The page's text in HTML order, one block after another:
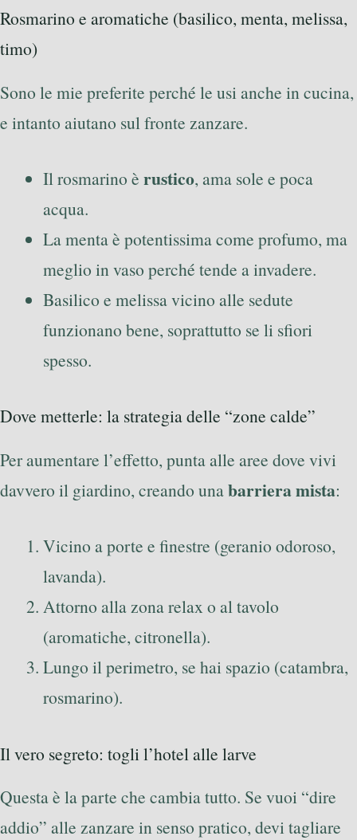
Rosmarino e aromatiche (basilico, menta, melissa,
timo)
Sono le mie preferite perché le usi anche in cucina,
e intanto aiutano sul fronte zanzare.
Il rosmarino è rustico, ama sole e poca
acqua.
La menta è potentissima come profumo, ma
meglio in vaso perché tende a invadere.
Basilico e melissa vicino alle sedute
funzionano bene, soprattutto se li sfiori
spesso.
Dove metterle: la strategia delle “zone calde”
Per aumentare l’effetto, punta alle aree dove vivi
davvero il giardino, creando unabarriera mista:
Vicino a porte e finestre (geranio odoroso,
lavanda).
Attorno alla zona relax o al tavolo
(aromatiche, citronella).
Lungo il perimetro, se hai spazio (catambra,
rosmarino).
Il vero segreto: togli l’hotel alle larve
Questa è la parte che cambia tutto. Se vuoi “dire
addio” alle zanzare in senso pratico, devi tagliare